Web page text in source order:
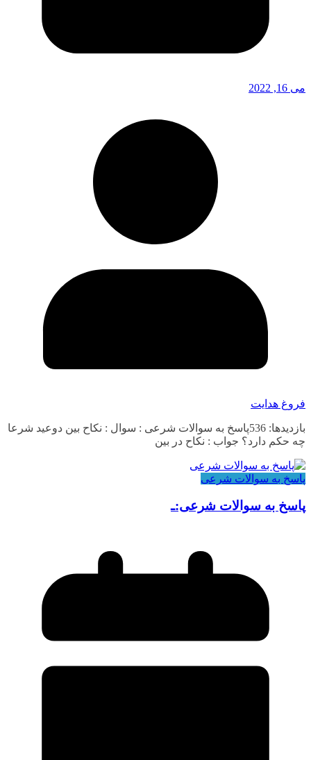
می 16, 2022
فروغ هدایت
بازدیدها: 536پاسخ به سوالات شرعی : سوال : نکاح بین دوعید شرعا
چه حکم دارد؟ جواب : نکاح در بین
پاسخ به سوالات شرعی
پاسخ به سوالات شرعی:ـ